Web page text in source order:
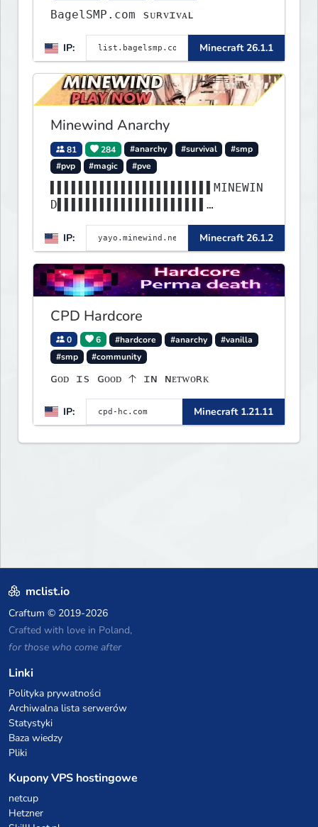
BagelSMP.com ѕᴜʀᴠɪᴠᴀʟ
IP: Minecraft 26.1.1
Minewind Anarchy
81 284 #anarchy #survival
#smp
#pvp
#magic #pve
▌▌▌▌▌▌▌▌▌▌▌▌▌▌▌▌▌▌▌▌▌▌▌MINEWIN
D▌▌▌▌▌▌▌▌▌▌▌▌▌▌▌▌▌▌▌▌▌
▌▌▌▌▌▌▌▌▌▌▌▌▌▌▌▌▌▌▌▌▌▌▌▌▌▌▌▌▌▌
▌▌▌▌▌▌▌▌▌▌▌▌▌▌▌▌▌▌▌▌▌▌
IP: Minecraft 26.1.2
CPD Hardcore
0 6 #hardcore #anarchy
#vanilla
#smp
#community
ɢᴏᴅ ɪs ɢᴏᴏᴅ 🡡 ɪɴ ɴᴇᴛᴡᴏʀᴋ
IP: Minecraft 1.21.11
mclist.io
Craftum © 2019-2026
Crafted with love in Poland,
for those who come after
Linki
Polityka prywatności
Archiwalna lista serwerów
Statystyki
Baza wiedzy
Pliki
Kupony VPS hostingowe
netcup
Hetzner